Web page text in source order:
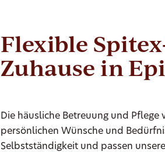
Flexible
Zuhause in
Die häusliche Betreuung und
persönlichen Wünsche und
Selbstständigkeit und passen